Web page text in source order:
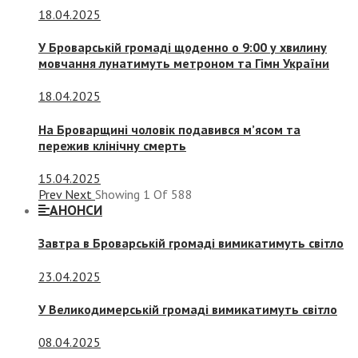
18.04.2025
У Броварській громаді щоденно о 9:00 у хвилину
мовчання лунатимуть метроном та Гімн України
18.04.2025
На Броварщині чоловік подавився м’ясом та
пережив клінічну смерть
15.04.2025
Prev Next Showing 1 Of 588
АНОНСИ
Завтра в Броварській громаді вимикатимуть світло
23.04.2025
У Великодимерській громаді вимикатимуть світло
08.04.2025